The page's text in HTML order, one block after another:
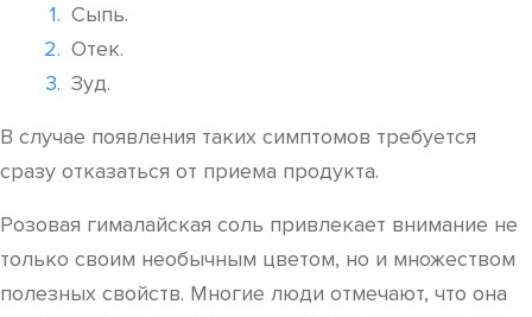
Сыпь.
Отек.
Зуд.
В случае появления таких симптомов требуется
сразу отказаться от приема продукта.
Розовая гималайская соль привлекает внимание не
только своим необычным цветом, но и множеством
полезных свойств. Многие люди отмечают, что она